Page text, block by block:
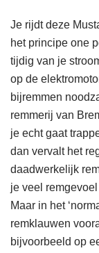
Je rijdt deze
het principe one
tijdig van je
op de
bijremmen
remmerij van
je echt gaat
dan vervalt het
daadwerkelijk
je veel
Maar in het
remklauwen
bijvoorbeeld op